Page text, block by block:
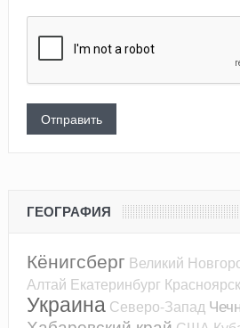
ГЕОГРАФИЯ
Кёнигсберг Великий
Алтай Екатеринбург
Украина Северо-Запад